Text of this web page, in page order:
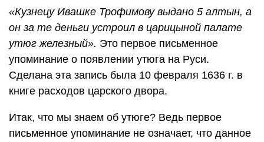
«Кузнецу Ивашке Трофимову выдано 5 алтын, а
он за те деньги устроил в царицыной палате
утюг железный». Это первое письменное
упоминание о появлении утюга на Руси.
Сделана эта запись была 10 февраля 1636 г. в
книге расходов царского двора.
Итак, что мы знаем об утюге? Ведь первое
письменное упоминание не означает, что данное